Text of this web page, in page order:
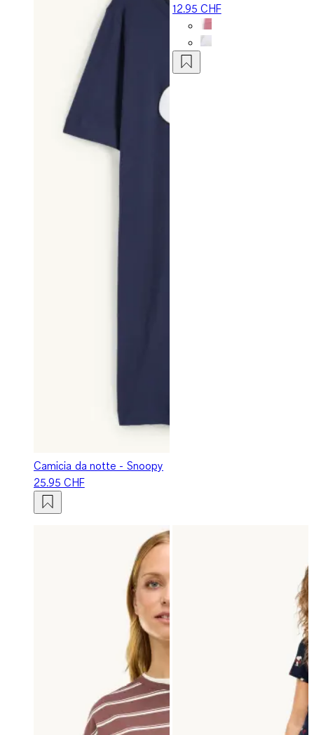
Camicia da notte - Snoopy
25.95 CHF
12.95 CHF